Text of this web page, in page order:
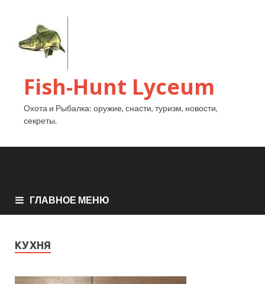
Fish-Hunt Lyceum
Охота и Рыбалка: оружие, снасти, туризм, новости,
секреты.
ГЛАВНОЕ МЕНЮ
КУХНЯ